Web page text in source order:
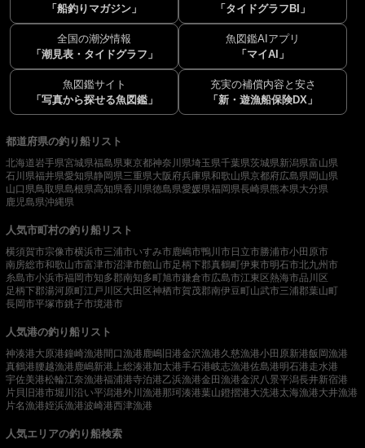
「船釣りマガジン」
「タイドグラフBI」
全国の潮汐情報
「潮見表・タイドグラフ」
魚図鑑AIアプリ
「マイAI」
魚図鑑サイト
「写真から探せる魚図鑑」
充実の補償内容と安さ
「新・遊漁船保険DX」
都道府県の釣り船リスト
北海道岩手県宮城県福島県東京都神奈川県埼玉県千葉県茨城県新潟県富山県
石川県福井県愛知県静岡県三重県大阪府兵庫県和歌山県京都府広島県岡山県
山口県鳥取県島根県高知県香川県徳島県愛媛県福岡県長崎県熊本県大分県
鹿児島県沖縄県
人気市町村の釣り船リスト
横須賀市宗像市横浜市三浦市いすみ市鹿嶋市鴨川市日立市勝浦市小田原市
南房総市和歌山市富津市沼津市館山市足柄下郡真鶴町伊東市明石市北九州市
糸島市小浜市福岡市知多郡南知多町旭市鎌倉市広島市江東区熱海市品川区
足柄下郡湯河原町江戸川区大田区神栖市賀茂郡南伊豆町山武市三浦郡葉山町
長岡市平塚市銚子市境港市
人気港の釣り船リスト
神湊港大原港鐘崎漁港間口漁港 鹿嶋旧港金沢漁港久慈漁港小田原新港飯岡漁港
真鶴港腰越漁港 鹿嶋新港 上総湊港加太港手石港岐志漁港佐島港明石港走水港
宇佐美港松輪江奈漁港福浦港寺泊港乙浜漁港金田漁港金沢八景平潟長井新宿港
片貝旧港市堀川沿い平潟港外川漁港那珂湊港葉山鐙摺港大洗港太海漁港大井漁港
片名漁港姪浜漁港波崎港西津漁港
人気エリアの釣り船検索